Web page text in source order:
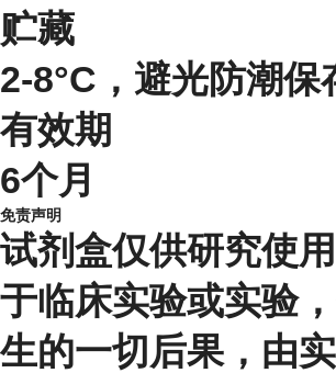
贮藏
2-8°C，避光防潮保
有效期
6个月
免责声明
试剂盒仅供研究使
于临床实验或实验
生的一切后果，由